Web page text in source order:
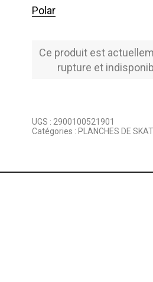
Polar
Ce produit est
rupture et
UGS : 2900100521901
Catégories : PLANCHES DE